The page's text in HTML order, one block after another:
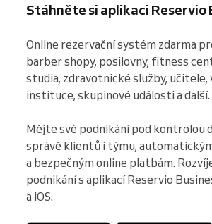
Stáhněte si aplikaci Reservio
Online rezervační systém zdarma
barber shopy, posilovny, fitness
studia, zdravotnické služby, učitele,
instituce, skupinové události a další.
Mějte své podnikání pod kontrolou
správě klientů i týmu,
a bezpečným online platbám.
podnikání s aplikací Reservio
a iOS.